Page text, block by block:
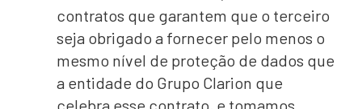
contratos que garantem que o terceiro
seja obrigado a fornecer pelo menos o
mesmo nível de proteção de dados que
a entidade do Grupo Clarion que